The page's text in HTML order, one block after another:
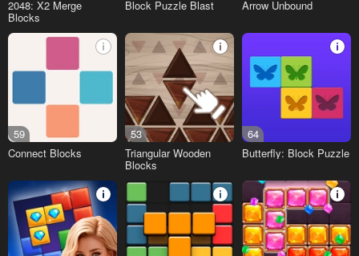
2048: X2 Merge
Blocks
Block Puzzle Blast Arrow Unbound
59
Connect Blocks
53
Triangular Wooden
Blocks
64
Butterfly: Block Puzzle